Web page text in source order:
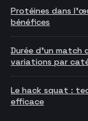
Protéines dans
bénéfices
Durée d'un match
variations par
Le hack squat :
efficace